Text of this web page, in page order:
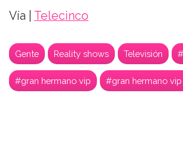
Vía | Telecinco
Gente Reality shows Televisión
#gran hermano vip #gran hermano